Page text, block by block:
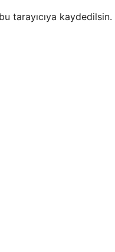
tarayıcıya kaydedilsin.